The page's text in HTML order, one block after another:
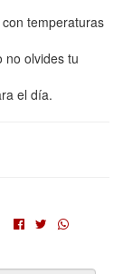
temperaturas
no olvides tu
el día.